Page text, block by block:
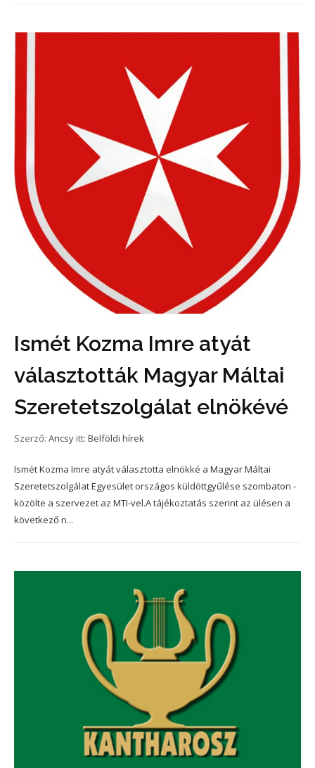
Ismét Kozma Imre atyát
választották Magyar Máltai
Szeretetszolgálat elnökévé
Szerző: Ancsy itt: Belföldi hírek
Ismét Kozma Imre atyát választotta elnökké a Magyar Máltai
Szeretetszolgálat Egyesület országos küldöttgyűlése szombaton -
közölte a szervezet az MTI-vel.A tájékoztatás szerint az ülésen a
következő n...